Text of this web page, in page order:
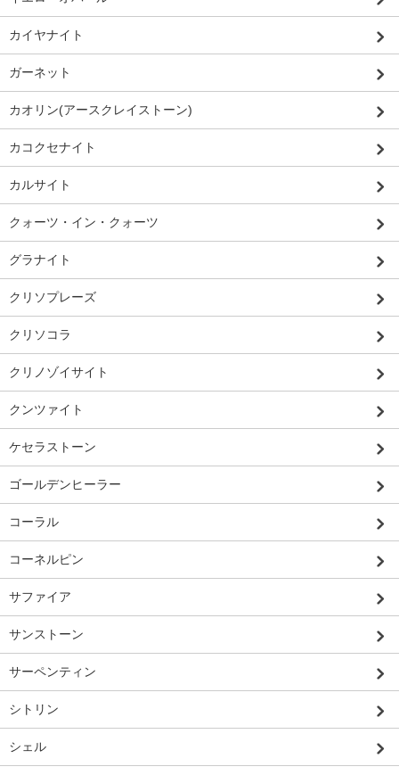
カイヤナイト
ガーネット
カオリン(アースクレイストーン)
カコクセナイト
カルサイト
クォーツ・イン・クォーツ
グラナイト
クリソプレーズ
クリソコラ
クリノゾイサイト
クンツァイト
ケセラストーン
ゴールデンヒーラー
コーラル
コーネルピン
サファイア
サンストーン
サーペンティン
シトリン
シェル